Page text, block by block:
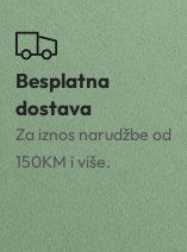
Besplatna
dostava
Za iznos narudžbe od
150KM i više.